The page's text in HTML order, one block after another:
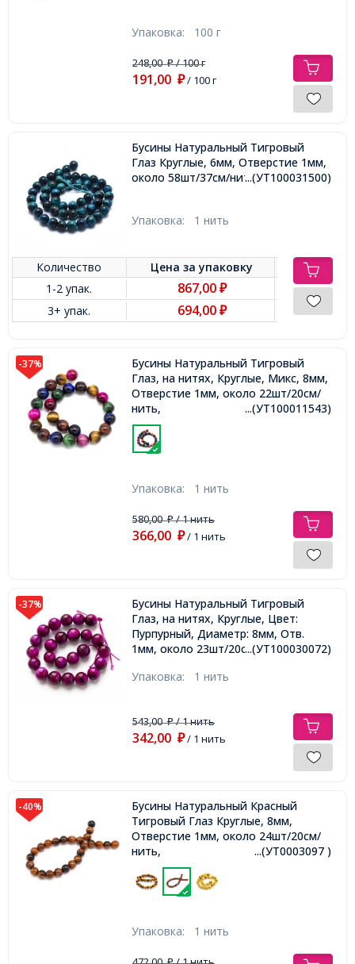
Упаковка: 100 г
248,00₽/ 100 г
191,00 ₽/ 100 г
Бусины Натуральный Тигровый
Глаз Круглые, 6мм, Отверстие 1мм,
около 58шт/37см/нить,...(УТ100031500)
Упаковка: 1 нить
Количество Цена заупаковку
1-2 упак.
867,00 ₽
3+ упак. 694,00 ₽
-37%
Бусины Натуральный Тигровый
Глаз, на нитях, Круглые, Микс, 8мм,
Отверстие 1мм, около 22шт/20см/
нить,
...(УТ100011543)
Упаковка: 1 нить
580,00₽/ 1 нить
366,00 ₽/ 1 нить
-37%
Бусины Натуральный Тигровый
Глаз, на нитях, Круглые, Цвет:
Пурпурный, Диаметр: 8мм, Отв.
1мм, около 23шт/20см/нить,...(УТ100030072)
Упаковка: 1 нить
543,00₽/ 1 нить
342,00 ₽/ 1 нить
-40%
Бусины Натуральный Красный
Тигровый Глаз Круглые, 8мм,
Отверстие 1мм, около 24шт/20см/
нить,
...(УТ0003097 )
Упаковка: 1 нить